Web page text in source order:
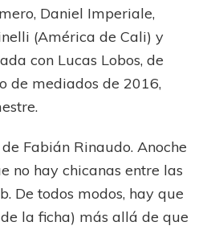
Daniel Imperiale,
(América de Cali) y
con Lucas Lobos, de
de mediados de 2016,
Fabián Rinaudo. Anoche
no hay chicanas entre las
De todos modos, hay que
la ficha) más allá de que